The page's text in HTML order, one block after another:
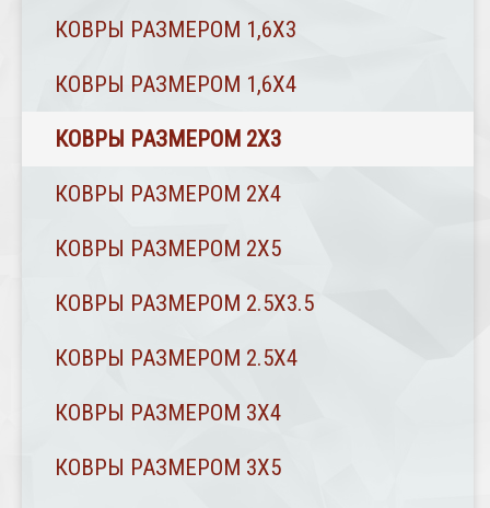
КОВРЫ РАЗМЕРОМ 1,6Х3
КОВРЫ РАЗМЕРОМ 1,6Х4
КОВРЫ РАЗМЕРОМ 2Х3
КОВРЫ РАЗМЕРОМ 2Х4
КОВРЫ РАЗМЕРОМ 2Х5
КОВРЫ РАЗМЕРОМ 2.5Х3.5
КОВРЫ РАЗМЕРОМ 2.5Х4
КОВРЫ РАЗМЕРОМ 3Х4
КОВРЫ РАЗМЕРОМ 3Х5